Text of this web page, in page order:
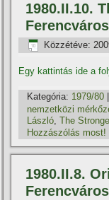
1980.II.10.
Közzétéve:
Egy kattintás ide a
Kategória: 1979/80
nemzetközi
László ,The
Hozzászólás most!
1980.II.8.